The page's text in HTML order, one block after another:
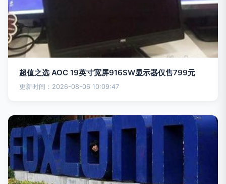
超值之选 AOC 19英寸宽屏916SW显示器仅售799元
更新时间：2026-08-06 10:09:47